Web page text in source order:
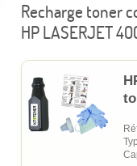
Recharge toner
HP LASERJET